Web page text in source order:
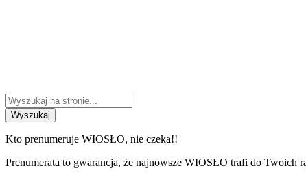
Wyszukaj
Kto prenumeruje WIOSŁO, nie czeka!!
Prenumerata to gwarancja, że najnowsze WIOSŁO trafi do Twoich